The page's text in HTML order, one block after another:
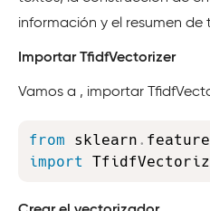
información y el resumen de
Importar TfidfVectorizer
Vamos a , importar
from sklearn .
import